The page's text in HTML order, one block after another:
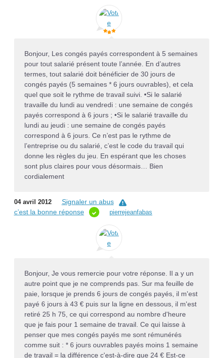
Bonjour, Les congés payés correspondent à 5 semaines
pour tout salarié présent toute l’année. En d’autres
termes, tout salarié doit bénéficier de 30 jours de
congés payés (5 semaines * 6 jours ouvrables), et cela
quel que soit le rythme de travail suivi. •Si le salarié
travaille du lundi au vendredi : une semaine de congés
payés correspond à 6 jours ; •Si le salarié travaille du
lundi au jeudi : une semaine de congés payés
correspond à 6 jours. Ce n’est pas le rythme de
l’entreprise ou du salarié, c’est le code du travail qui
donne les règles du jeu. En espérant que les choses
sont plus claires pour vous désormais… Bien
cordialement
04 avril 2012
Signaler un abus
c’est la bonne réponse
pierrejeanfabas
Bonjour, Je vous remercie pour votre réponse. Il a y un
autre point que je ne comprends pas. Sur ma feuille de
paie, lorsque je prends 6 jours de congés payés, il m'est
payé 6 jours à 43 € puis sur la ligne en dessous, il m'est
retiré 25 h 75, ce qui correspond au nombre d'heure
que je fais pour 1 semaine de travail. Ce qui laisse à
penser que mes congés payés me sont rémunérés
comme suit : * 6 jours ouvrables payés moins 1 semaine
de travail = la différence c'est-à-dire que 24 € Est-ce